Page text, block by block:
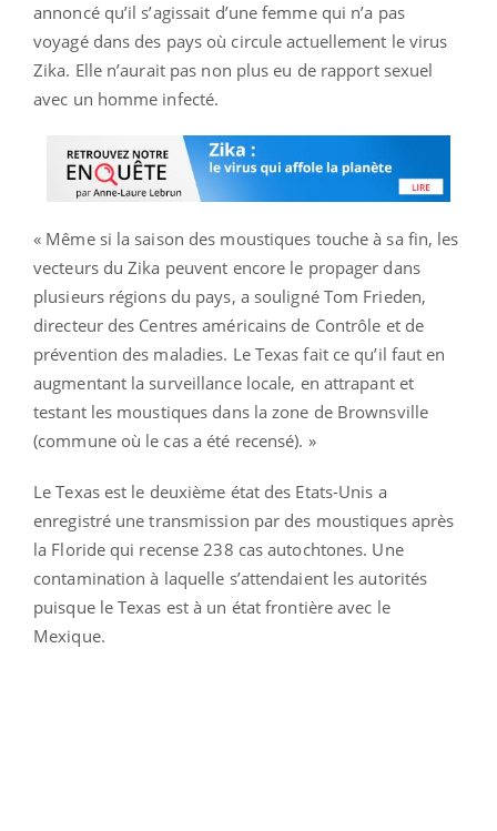
annoncé qu’il s’agissait d’une femme qui n’a pas
voyagé dans des pays où circule actuellement le virus
Zika. Elle n’aurait pas non plus eu de rapport sexuel
avec un homme infecté.
« Même si la saison des moustiques touche à sa fin, les
vecteurs du Zika peuvent encore le propager dans
plusieurs régions du pays, a souligné Tom Frieden,
directeur des Centres américains de Contrôle et de
prévention des maladies. Le Texas fait ce qu’il faut en
augmentant la surveillance locale, en attrapant et
testant les moustiques dans la zone de Brownsville
(commune où le cas a été recensé). »
Le Texas est le deuxième état des Etats-Unis a
enregistré une transmission par des moustiques après
la Floride qui recense 238 cas autochtones. Une
contamination à laquelle s’attendaient les autorités
puisque le Texas est à un état frontière avec le
Mexique.